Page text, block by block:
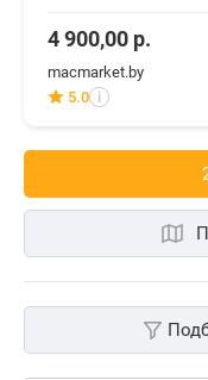
4 900,00 р.
macmarket.by
5.0 i